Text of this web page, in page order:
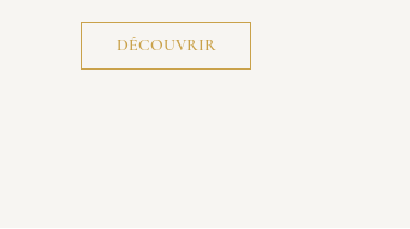
DÉCOUVRIR